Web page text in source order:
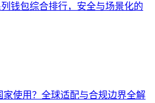
列钱包综合排行，安全与场景化的
家使用？全球适配与合规边界全解